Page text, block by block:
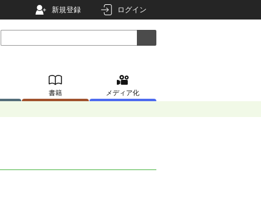
新規登録 ログイン
書籍 メディア化